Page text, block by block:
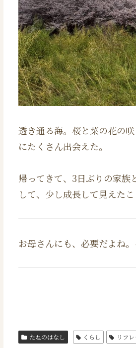
透き通る海。桜と菜の花の
にたくさん出会えた。
帰ってきて、3日ぶりの家族
して、少し成長して見えた
お母さんにも、必要だよね。
たねのはなし くらし リフ